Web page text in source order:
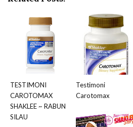
TESTIMONI
CAROTOMAX
SHAKLEE ~ RABUN
SILAU
Testimoni
Carotomax